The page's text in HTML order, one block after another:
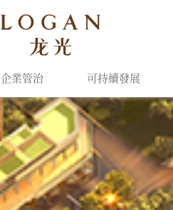
企業管治 可持續發展